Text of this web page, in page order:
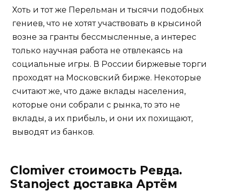
Хоть и тот же Перельман и тысячи подобных
гениев, что не хотят участвовать в крысиной
возне за гранты бессмысленные, а интерес
только научная работа не отвлекаясь на
социальные игры. В России биржевые торги
проходят на Московский бирже. Некоторые
считают же, что даже вклады населения,
которые они собрали с рынка, то это не
вклады, а их прибыль, и они их похищают,
выводят из банков.
Clomiver стоимость Ревда.
Stanoject доставка Артём